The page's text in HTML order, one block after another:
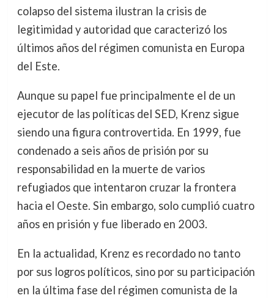
colapso del sistema ilustran la crisis de
legitimidad y autoridad que caracterizó los
últimos años del régimen comunista en Europa
del Este.
Aunque su papel fue principalmente el de un
ejecutor de las políticas del SED, Krenz sigue
siendo una figura controvertida. En 1999, fue
condenado a seis años de prisión por su
responsabilidad en la muerte de varios
refugiados que intentaron cruzar la frontera
hacia el Oeste. Sin embargo, solo cumplió cuatro
años en prisión y fue liberado en 2003.
En la actualidad, Krenz es recordado no tanto
por sus logros políticos, sino por su participación
en la última fase del régimen comunista de la